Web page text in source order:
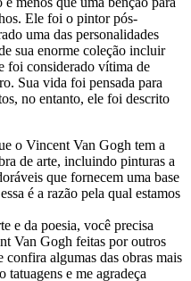
Ele foi o pintor pós-
uma das personalidades
sua enorme coleção incluir
foi considerado vítima de
Sua vida foi pensada para
no entanto, ele foi descrito
o Vincent Van Gogh tem a
de arte, incluindo pinturas a
​​que fornecem uma base
é a razão pela qual estamos
e da poesia, você precisa
Van Gogh feitas por outros
confira algumas das obras mais
e me agradeça